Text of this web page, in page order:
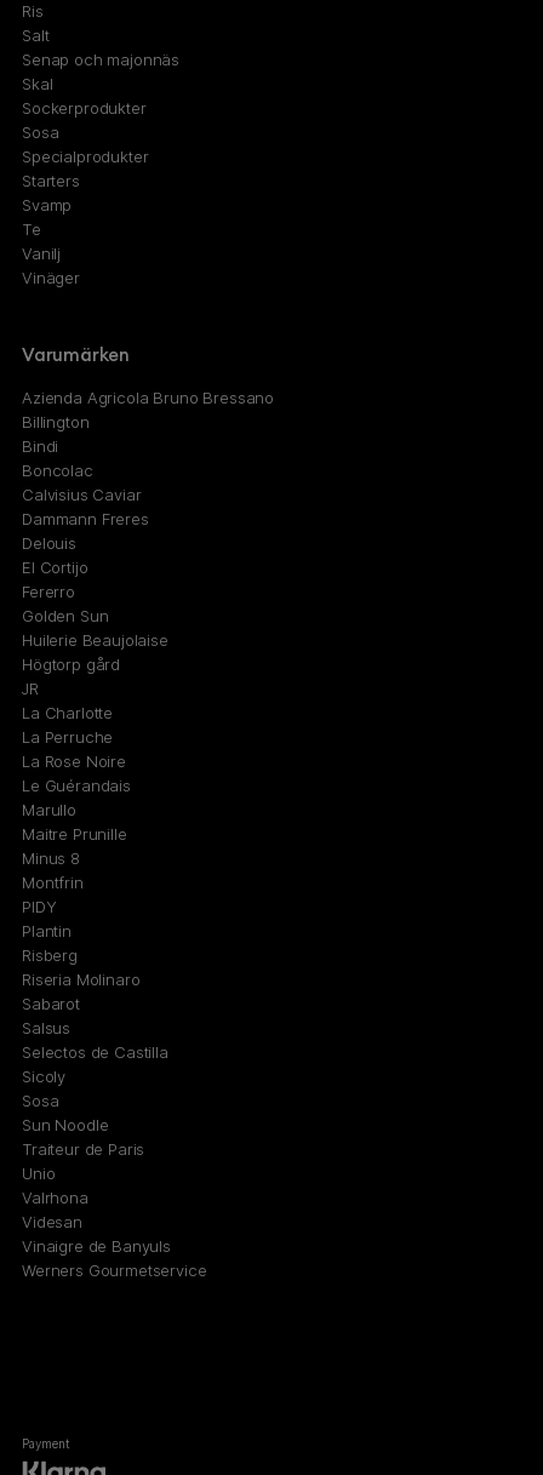
Ris
Salt
Senap och majonnäs
Skal
Sockerprodukter
Sosa
Specialprodukter
Starters
Svamp
Te
Vanilj
Vinäger
Varumärken
Azienda Agricola Bruno Bressano
Billington
Bindi
Boncolac
Calvisius Caviar
Dammann Freres
Delouis
El Cortijo
Fererro
Golden Sun
Huilerie Beaujolaise
Högtorp gård
JR
La Charlotte
La Perruche
La Rose Noire
Le Guérandais
Marullo
Maitre Prunille
Minus 8
Montfrin
PIDY
Plantin
Risberg
Riseria Molinaro
Sabarot
Salsus
Selectos de Castilla
Sicoly
Sosa
Sun Noodle
Traiteur de Paris
Unio
Valrhona
Videsan
Vinaigre de Banyuls
Werners Gourmetservice
Payment